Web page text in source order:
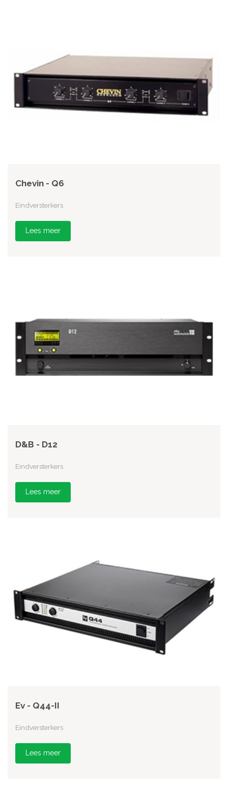
Chevin - Q6
Eindversterkers
Lees meer
D&B - D12
Eindversterkers
Lees meer
Ev - Q44-II
Eindversterkers
Lees meer